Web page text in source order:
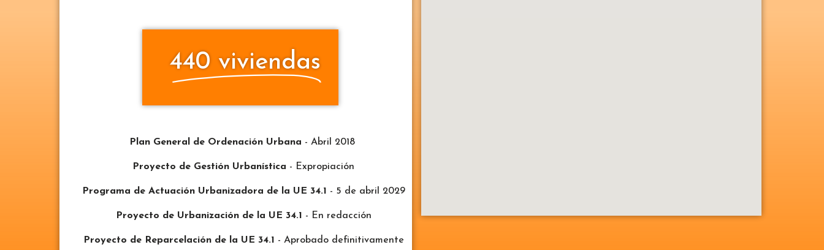
440 viviendas
Plan General de Ordenación Urbana - Abril 2018
Proyecto de Gestión Urbanística - Expropiación
Programa de Actuación Urbanizadora de la UE 34.1 - 5 de abril 2029
Proyecto de Urbanización de la UE 34.1 - En redacción
Proyecto de Reparcelación de la UE 34.1 - Aprobado definitivamente